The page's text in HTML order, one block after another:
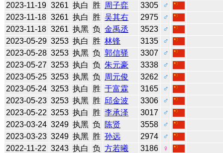
2023-11-19 3261 执白 胜 周子弈 3305
♂
2023-11-18 3261 执白 胜 吴其右 2975
♂
2023-11-18 3261 执黑 负 金禹丞 3523
♂
2023-05-29 3253 执白 胜 林锋 3135
♂
2023-05-28 3253 执黑 负 郭信驿 3307
♂
2023-05-27 3253 执白 负 朱元豪 3338
♂
2023-05-25 3253 执黑 负 周元俊 3262
♂
2023-05-24 3253 执白 胜 于富霖 3165
♂
2023-05-23 3253 执黑 胜 邱金波 3306
♂
2023-05-22 3253 执白 胜 李承泽 3017
♂
2023-03-24 3249 执黑 负 陈贤 3558
♂
2023-03-23 3249 执黑 胜 孙远 2974
♂
2022-11-22 3243 执白 负 方若曦 3186
♀